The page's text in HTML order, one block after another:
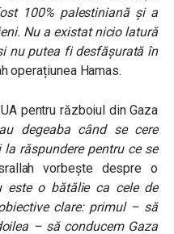
100% palestiniană și a
Nu a existat nicio latură
nu putea fi desfășurată în
operațiunea Hamas.
pentru războiul din Gaza
degeaba când se cere
răspundere pentru ce se
vorbește despre o
este o bătălie ca cele de
clare: primul – să
– să conducem Gaza